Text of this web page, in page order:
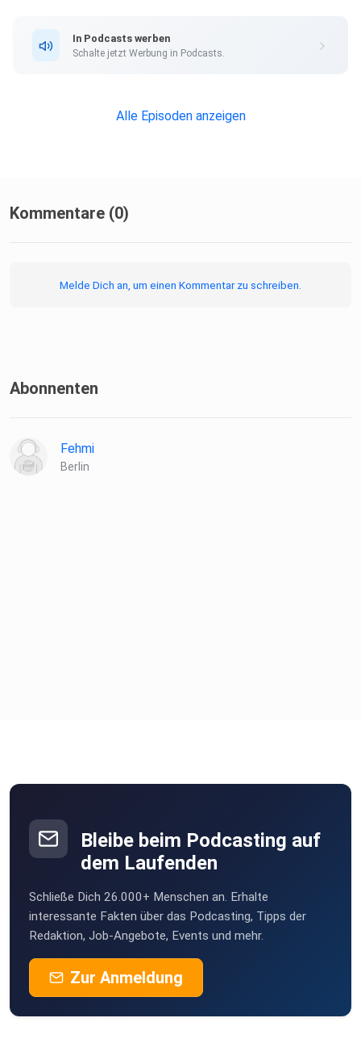
In Podcasts werben
Schalte jetzt Werbung in Podcasts.
Alle Episoden anzeigen
Kommentare (0)
Melde Dich an, um einen Kommentar zu schreiben.
Abonnenten
Fehmi
Berlin
Bleibe beim Podcasting auf
dem Laufenden
Schließe Dich 26.000+ Menschen an. Erhalte
interessante Fakten über das Podcasting, Tipps der
Redaktion, Job-Angebote, Events und mehr.
Zur Anmeldung